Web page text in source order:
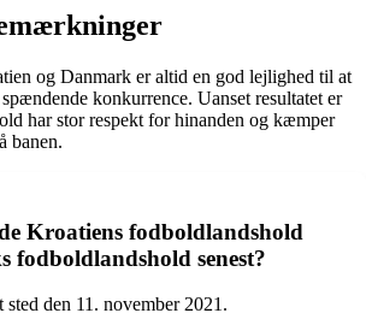
og Danmark er altid en god lejlighed til at
konkurrence. Uanset resultatet er
har stor respekt for hinanden og kæmper
banen.
Kroatiens fodboldlandshold
fodboldlandshold senest?
sted den 11. november 2021.